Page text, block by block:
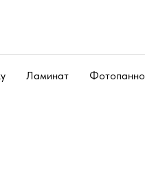
Ламинат Фотопанно